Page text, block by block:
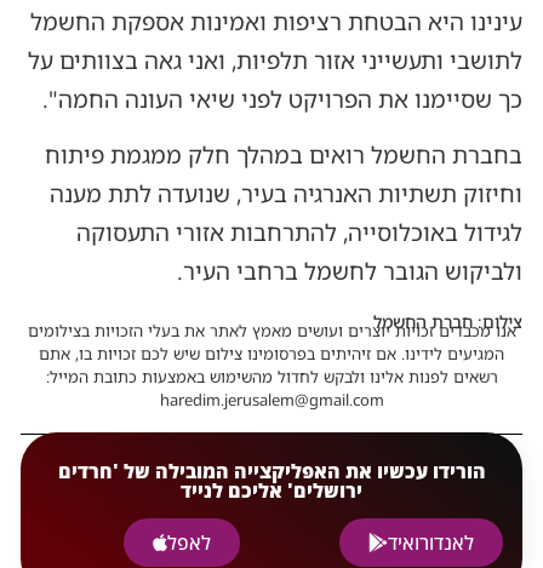
עינינו היא הבטחת רציפות ואמינות אספקת החשמל
לתושבי ותעשייני אזור תלפיות, ואני גאה בצוותים על
כך שסיימנו את הפרויקט לפני שיאי העונה החמה".
בחברת החשמל רואים במהלך חלק ממגמת פיתוח
וחיזוק תשתיות האנרגיה בעיר, שנועדה לתת מענה
לגידול באוכלוסייה, להתרחבות אזורי התעסוקה
ולביקוש הגובר לחשמל ברחבי העיר.
צילום: חברת החשמל
אנו מכבדים זכויות יוצרים ועושים מאמץ לאתר את בעלי הזכויות בצילומים
המגיעים לידינו. אם זיהיתים בפרסומינו צילום שיש לכם זכויות בו, אתם
רשאים לפנות אלינו ולבקש לחדול מהשימוש באמצעות כתובת המייל:
haredim.jerusalem@gmail.com
הורידו עכשיו את האפליקצייה המובילה של 'חרדים
ירושלים' אליכם לנייד
לאנדורואיד
לאפל